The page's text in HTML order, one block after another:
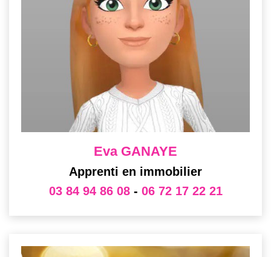
Eva GANAYE
Apprenti en immobilier
03 84 94 86 08- 06 72 17 22 21